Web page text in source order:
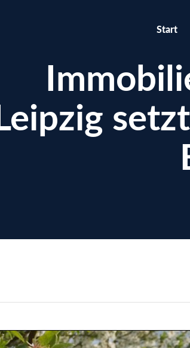
Start
Leipzig